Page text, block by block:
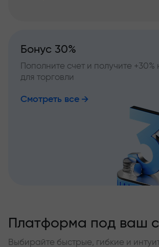
Бонус 30%
Пополните счет и получите
для торговли
Смотреть все
Платформа под ваш
Выбирайте быстрые, гибкие и